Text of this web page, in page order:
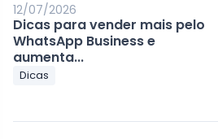
12/07/2026
Dicas para vender mais pelo
WhatsApp Business e
aumenta...
Dicas